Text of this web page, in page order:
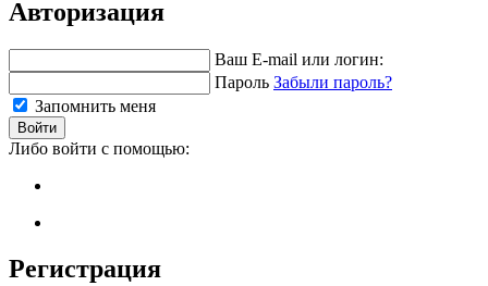
Авторизация
Ваш E-mail или логин:
Пароль Забыли пароль?
Запомнить меня
Войти
Либо войти с помощью:
Регистрация